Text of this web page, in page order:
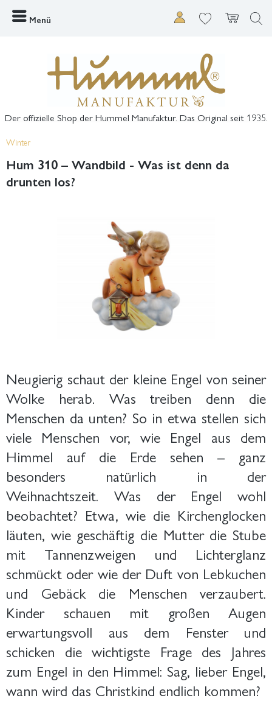
Menü
Der offizielle Shop der Hummel Manufaktur. Das Original seit 1935.
Winter
Hum 310 – Wandbild - Was ist denn da
drunten los?
Neugierig schaut der kleine Engel von seiner
Wolke herab. Was treiben denn die
Menschen da unten? So in etwa stellen sich
viele Menschen vor, wie Engel aus dem
Himmel auf die Erde sehen – ganz
besonders natürlich in der
Weihnachtszeit. Was der Engel wohl
beobachtet? Etwa, wie die Kirchenglocken
läuten, wie geschäftig die Mutter die Stube
mit Tannenzweigen und Lichterglanz
schmückt oder wie der Duft von Lebkuchen
und Gebäck die Menschen verzaubert.
Kinder schauen mit großen Augen
erwartungsvoll aus dem Fenster und
schicken die wichtigste Frage des Jahres
zum Engel in den Himmel: Sag, lieber Engel,
wann wird das Christkind endlich kommen?